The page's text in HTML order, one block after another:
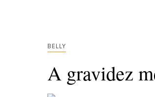
BELLY
A gravidez